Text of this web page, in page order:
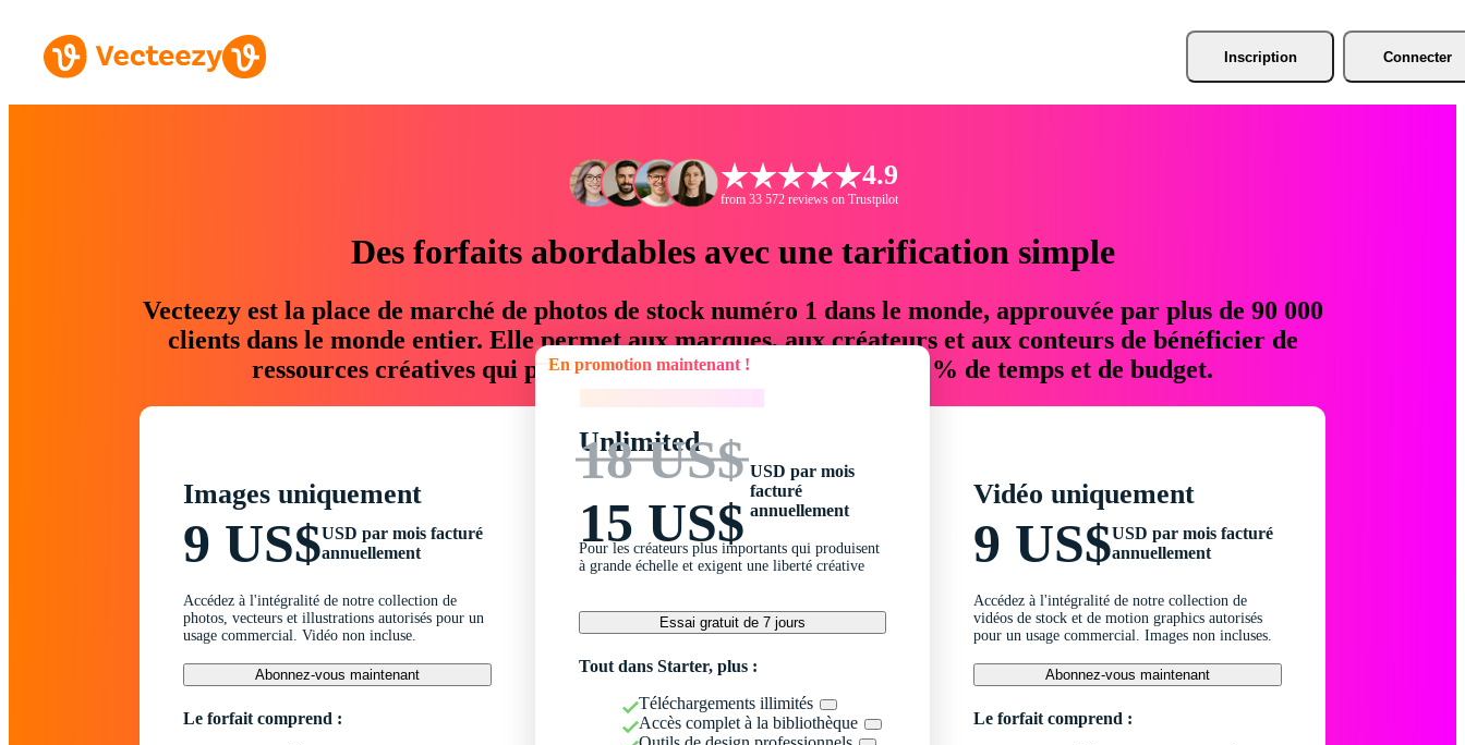
Inscription Connecter
4.9
from 33 572 reviews on Trustpilot
Des forfaits abordables avec une tarification simple
Vecteezy est la place de marché de photos de stock numéro 1 dans le monde, approuvée par plus de 90 000
clients dans le monde entier. Elle permet aux marques, aux créateurs et aux conteurs de bénéficier de
ressources créatives qui permettent d'économiser jusqu'à 76 % de temps et de budget.
Images uniquement
9 US$USD par mois facturé
annuellement
Accédez à l'intégralité de notre collection de
photos, vecteurs et illustrations autorisés pour un
usage commercial. Vidéo non incluse.
Abonnez-vous maintenant
Le forfait comprend :
En promotion maintenant !
Unlimited
18 US$
15 US$
USD par mois
facturé
annuellement
Pour les créateurs plus importants qui produisent
à grande échelle et exigent une liberté créative
Essai gratuit de 7 jours
Tout dans Starter, plus :
Téléchargements illimités
Accès complet à la bibliothèque
Vidéo uniquement
9 US$USD par mois facturé
annuellement
Accédez à l'intégralité de notre collection de
vidéos de stock et de motion graphics autorisés
pour un usage commercial. Images non incluses.
Abonnez-vous maintenant
Le forfait comprend :